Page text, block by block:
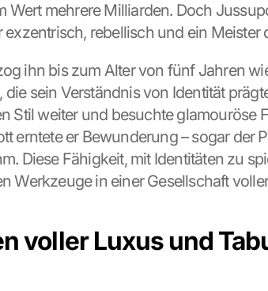
Wert mehrere Milliarden. Doch
exzentrisch, rebellisch und ein Meister
ihn bis zum Alter von fünf Jahren
die sein Verständnis von Identität
Stil weiter und besuchte glamouröse
erntete er Bewunderung – sogar der
Diese Fähigkeit, mit Identitäten zu
Werkzeuge in einer Gesellschaft
voller Luxus und